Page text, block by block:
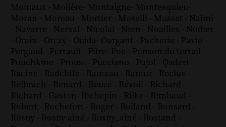
Moinaux - Molière- Montaigne- Montesquieu-
Moran - Moreau - Mortier - Moselli - Musset - Naïmi
- Navarre - Nerval - Nicolaï - Nion - Noailles - Nodier
- Orain - Orczy - Ouida- Ourgant - Pacherie - Pavie -
Pergaud - Perrault - Pitre- Poe - Ponson du terrail -
Pouchkine - Proust - Pucciano - Pujol - Qaderi -
Racine - Radcliffe - Rameau - Ramuz - Reclus -
Reibrach - Renard - Reuzé - Révoil - Richard -
Richard - Gaston- Richepin - Rilke - Rimbaud -
Robert - Rochefort - Roger - Rolland - Ronsard -
Rosny - Rosny aîné - Rosny_aîné - Rostand -